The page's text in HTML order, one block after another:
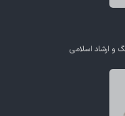
و ارشاد اسلامی